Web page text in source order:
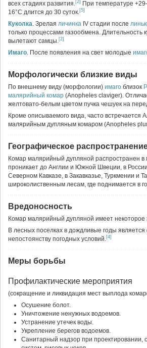
всех стадиях развития.[2] При температуре
16°С длится до 30 суток.[5]
Куколка. Зрелая личинка IV стадии после
только процессами газообмена.
вылетают самцы.[2]
Имаго. После появления на свет молодые
Морфологически близкие виды
По внешнему виду (морфологии) имаго близок
малярийный комар (Anopheles claviger).
желтовато-белым цветом пучка чешуек на
Кроме описываемого вида, часто
малярийным дупляным комаром (Anopheles
Географическое
Комар малярийный дупляной распространен
проникает до Англии и Южной Швеции, в
Северном Кавказе, в Закавказье, Туркмении и
широколиственным лесам, где поднимается в
Вредоносность
Комар малярийный дупляной имеет некоторое
В лесных поселках в дождливые годы
непостоянству погодных условий.[4]
Меры борьбы
Профилактические мероприятия
(сокращение и ликвидация мест выплода
Осушение болот.
Уничтожение ненужных водоемов.
Устранение утечек воды.
Укрепление берегов водоемов.
Санитарный надзор при проектировании,